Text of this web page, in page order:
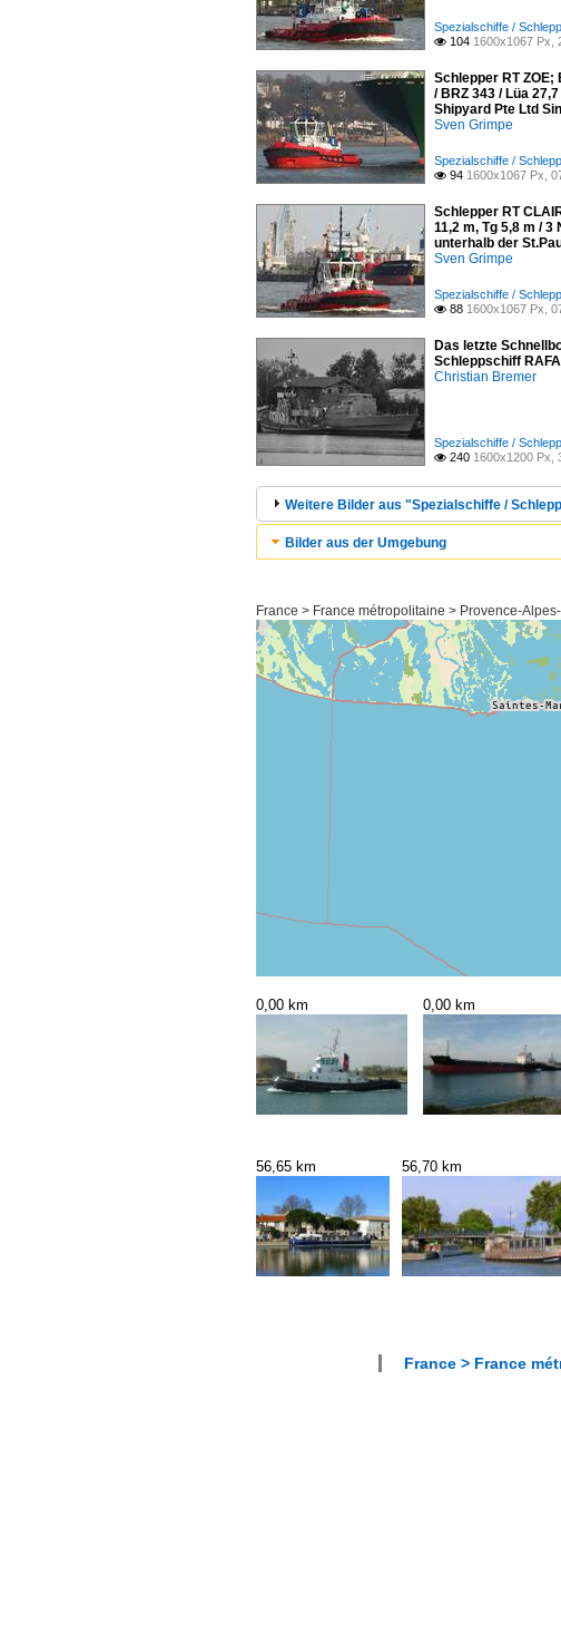
Spezialschiffe /
 104 1600x1067 Px,
Schlepper RT
/ BRZ 343 / Lüa
Shipyard Pte Ltd
Sven Grimpe
Spezialschiffe /
 94 1600x1067 Px,
Schlepper RT
11,2 m, Tg 5,8 m /
unterhalb der
Sven Grimpe
Spezialschiffe /
 88 1600x1067 Px,
Das letzte
Schleppschiff
Christian Bremer
Spezialschiffe /
 240 1600x1200 Px,
Weitere Bilder aus "Spezialschiffe /
Bilder aus der Umgebung
France > France métropolitaine > Provence-
0,00 km 0,00 km
56,65 km 56,70 km
France > France